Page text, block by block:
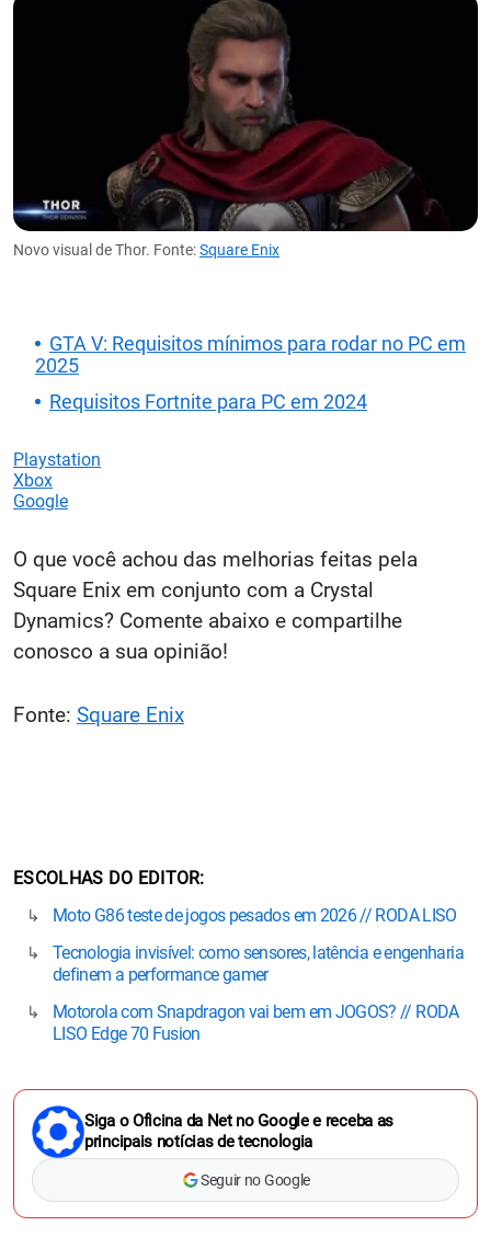
Novo visual de Thor. Fonte:Square Enix
GTA V: Requisitos mínimos para rodar no PC em
2025
Requisitos Fortnite para PC em 2024
Playstation
Xbox
Google
O que você achou das melhorias feitas pela
Square Enix em conjunto com a Crystal
Dynamics? Comente abaixo e compartilhe
conosco a sua opinião!
Fonte: Square Enix
ESCOLHAS DO EDITOR
Moto G86 teste de jogos pesados em 2026 // RODA LISO
Tecnologia invisível: como sensores, latência e engenharia
definem a performance gamer
Motorola com Snapdragon vai bem em JOGOS? // RODA
LISO Edge 70 Fusion
Siga o Oficina da Net no Google e receba as
principais notícias de tecnologia
Seguir no Google